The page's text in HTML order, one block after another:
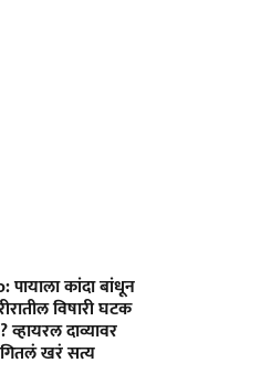
कांदा बांधून
विषारी घटक
व्हायरल दाव्यावर
खरं सत्य